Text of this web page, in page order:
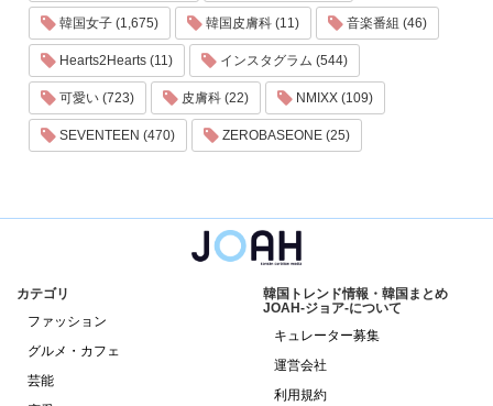
韓国女子 (1,675) 韓国皮膚科 (11) 音楽番組 (46)
Hearts2Hearts (11) インスタグラム (544)
可愛い (723) 皮膚科 (22) NMIXX (109)
SEVENTEEN (470) ZEROBASEONE (25)
カテゴリ
ファッション
グルメ・カフェ
芸能
韓国トレンド情報・韓国まとめ
JOAH-ジョア-について
キュレーター募集
運営会社
利用規約